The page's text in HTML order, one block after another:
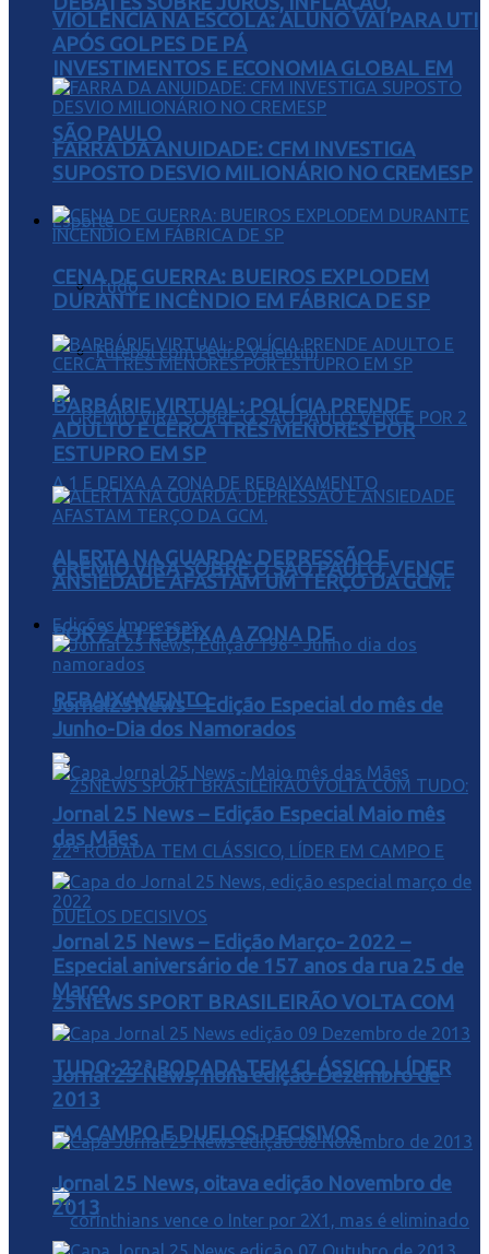
INVESTIMENTOS E ECONOMIA GLOBAL EM
SÃO PAULO
Esporte
Tudo
Futebol com Pedro Valentini
GRÊMIO VIRA SOBRE O SÃO PAULO, VENCE
POR 2 A 1 E DEIXA A ZONA DE
REBAIXAMENTO
25NEWS SPORT BRASILEIRÃO VOLTA COM
TUDO: 22ª RODADA TEM CLÁSSICO, LÍDER
EM CAMPO E DUELOS DECISIVOS
VIOLÊNCIA NA ESCOLA: ALUNO VAI PARA UTI
APÓS GOLPES DE PÁ
FARRA DA ANUIDADE: CFM INVESTIGA
SUPOSTO DESVIO MILIONÁRIO NO CREMESP
CENA DE GUERRA: BUEIROS EXPLODEM
DURANTE INCÊNDIO EM FÁBRICA DE SP
BARBÁRIE VIRTUAL: POLÍCIA PRENDE
ADULTO E CERCA TRÊS MENORES POR
ESTUPRO EM SP
ALERTA NA GUARDA: DEPRESSÃO E
ANSIEDADE AFASTAM UM TERÇO DA GCM.
Edições Impressas
Jornal25News – Edição Especial do mês de
Junho-Dia dos Namorados
Jornal 25 News – Edição Especial Maio mês
das Mães
Jornal 25 News – Edição Março- 2022 –
Especial aniversário de 157 anos da rua 25 de
Março
Jornal 25 News, nona edição Dezembro de
2013
Jornal 25 News, oitava edição Novembro de
2013